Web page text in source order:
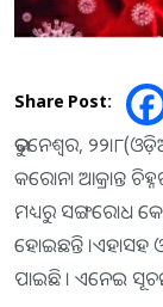
Share Post:
ଭୁବନେଶ୍ୱର,
କରୋନା ଆକ୍ରାନ୍ତ
ମଧ୍ୟରୁ ସଙ୍ଗରୋଧ
ହୋଇଛନ୍ତି ।ଏହାସହ
ପାଇଛି । ଏନେଇ